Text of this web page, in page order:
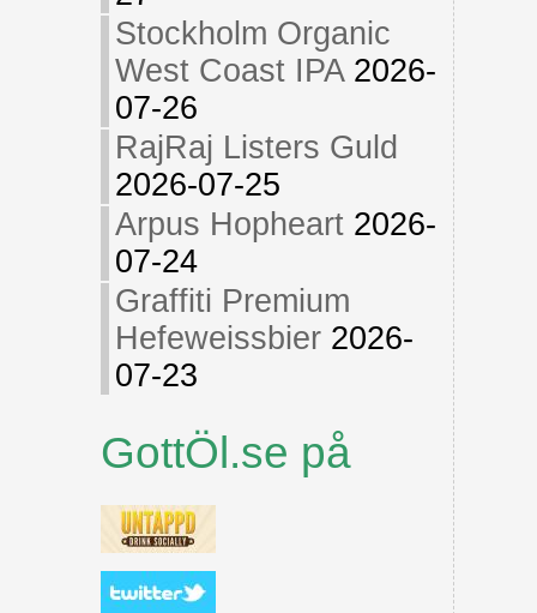
Stockholm Organic
West Coast IPA 2026-
07-26
RajRaj Listers Guld
2026-07-25
Arpus Hopheart 2026-
07-24
Graffiti Premium
Hefeweissbier 2026-
07-23
GottÖl.se på